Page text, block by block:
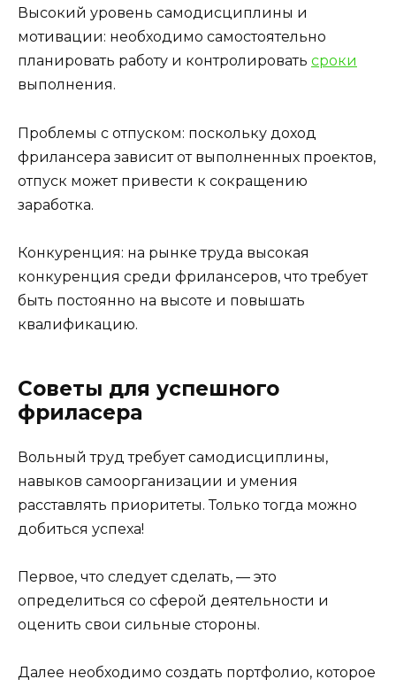
Высокий уровень самодисциплины и
мотивации: необходимо самостоятельно
планировать работу и контролировать сроки
выполнения.
Проблемы с отпуском: поскольку доход
фрилансера зависит от выполненных проектов,
отпуск может привести к сокращению
заработка.
Конкуренция: на рынке труда высокая
конкуренция среди фрилансеров, что требует
быть постоянно на высоте и повышать
квалификацию.
Советы для успешного
фриласера
Вольный труд требует самодисциплины,
навыков самоорганизации и умения
расставлять приоритеты. Только тогда можно
добиться успеха!
Первое, что следует сделать, — это
определиться со сферой деятельности и
оценить свои сильные стороны.
Далее необходимо создать портфолио, которое